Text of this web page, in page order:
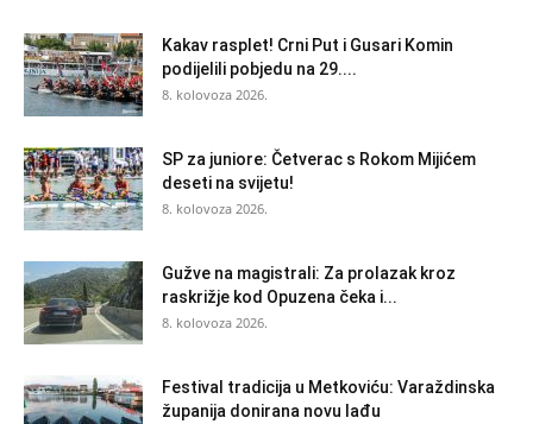
Kakav rasplet! Crni Put i Gusari Komin
podijelili pobjedu na 29....
8. kolovoza 2026.
SP za juniore: Četverac s Rokom Mijićem
deseti na svijetu!
8. kolovoza 2026.
Gužve na magistrali: Za prolazak kroz
raskrižje kod Opuzena čeka i...
8. kolovoza 2026.
Festival tradicija u Metkoviću: Varaždinska
županija donirana novu lađu